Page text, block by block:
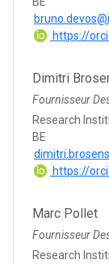
https://
Dimitri
Fournisseur
Research
BE
https://
Marc Pollet
Fournisseur
Research